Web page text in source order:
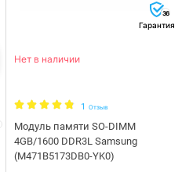
36
Гарантия
Нет в наличии
1 Отзыв
Модуль памяти SO-DIMM
4GB/1600 DDR3L Samsung
(M471B5173DB0-YK0)